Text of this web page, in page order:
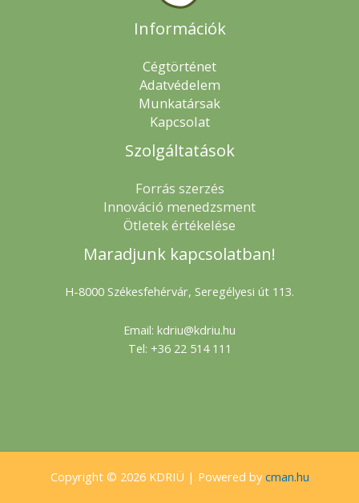
Információk
Cégtörténet
Adatvédelem
Munkatársak
Kapcsolat
Szolgáltatások
Forrás szerzés
Innováció menedzsment
Ötletek értékelése
Maradjunk kapcsolatban!
H-8000 Székesfehérvár, Seregélyesi út 113.
Email: kdriu@kdriu.hu
Tel: +36 22 514 111
Copyright © 2026 KDRIÜ | Powered by cman.hu